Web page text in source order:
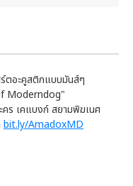
ตอะคูสติกแบบมันส์ๆ
Moderndog"
ร เคแบงก์ สยามพิฆเนศ
bit.ly/AmadoxMD